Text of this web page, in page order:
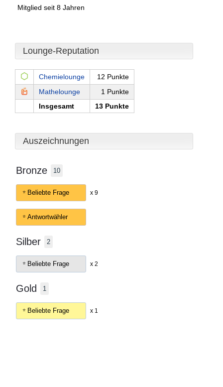
Mitglied seit 8 Jahren
Lounge-Reputation
Chemielounge
12 Punkte
Mathelounge
1 Punkte
Insgesamt
13 Punkte
Auszeichnungen
Bronze 10
Beliebte Frage x 9
Antwortwähler
Silber 2
Beliebte Frage x 2
Gold 1
Beliebte Frage x 1